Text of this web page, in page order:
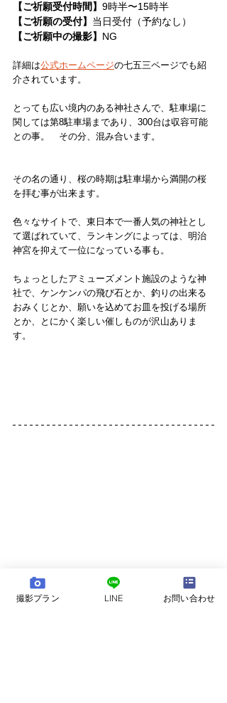
【ご祈願受付時間】 9時半〜15時半
【ご祈願の受付】 当日受付（予約なし）
【ご祈願中の撮影】 NG
詳細は公式ホームページの七五三ページでも紹
介されています。
とっても広い境内のある神社さんで、駐車場に
関しては第8駐車場まであり、300台は収容可能
との事。　その分、混み合います。
その名の通り、桜の時期は駐車場から満開の桜
を拝む事が出来ます。
色々なサイトで、東日本で一番人気の神社とし
て選ばれていて、ランキングによっては、明治
神宮を抑えて一位になっている事も。
ちょっとしたアミューズメント施設のような神
社で、ケンケンパの飛び石とか、釣りの出来る
おみくじとか、願いを込めてお皿を投げる場所
とか、とにかく楽しい催しものが沢山ありま
す。
撮影プラン LINE お問い合わせ